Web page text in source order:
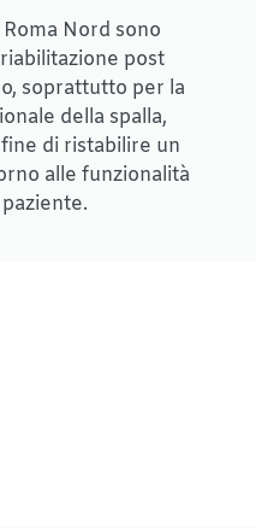
Nord sono
post
soprattutto per la
della spalla,
di ristabilire un
alle funzionalità